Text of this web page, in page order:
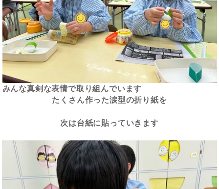
みんな真剣な表情で取り組んでいます
たくさん作った涙型の折り紙を
次は台紙に貼っていきます